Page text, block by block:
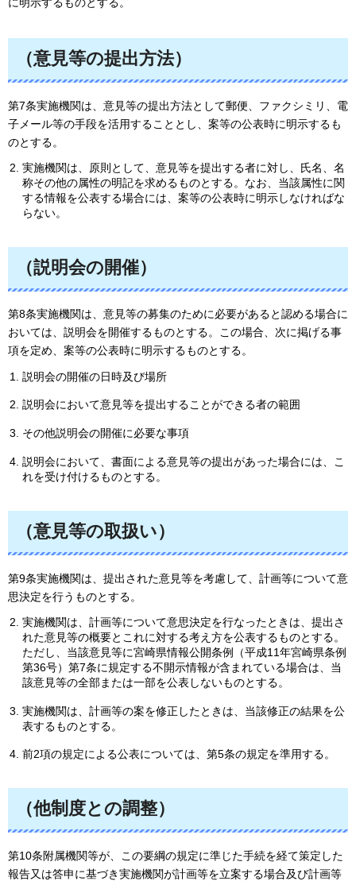
（意見等の提出方法）
第7条実施機関は、意見等の提出方法として郵便、ファクシミリ、電
子メール等の手段を活用することとし、案等の公表時に明示するも
のとする。
実施機関は、原則として、意見等を提出する者に対し、氏名、名
称その他の属性の明記を求めるものとする。なお、当該属性に関
する情報を公表する場合には、案等の公表時に明示しなければな
らない。
（説明会の開催）
第8条実施機関は、意見等の募集のために必要があると認める場合に
おいては、説明会を開催するものとする。この場合、次に掲げる事
項を定め、案等の公表時に明示するものとする。
説明会の開催の日時及び場所
説明会において意見等を提出することができる者の範囲
その他説明会の開催に必要な事項
説明会において、書面による意見等の提出があった場合には、こ
れを受け付けるものとする。
（意見等の取扱い）
第9条実施機関は、提出された意見等を考慮して、計画等について意
思決定を行うものとする。
実施機関は、計画等について意思決定を行なったときは、提出さ
れた意見等の概要とこれに対する考え方を公表するものとする。
ただし、当該意見等に宮崎県情報公開条例（平成11年宮崎県条例
第36号）第7条に規定する不開示情報が含まれている場合は、当
該意見等の全部または一部を公表しないものとする。
実施機関は、計画等の案を修正したときは、当該修正の結果を公
表するものとする。
前2項の規定による公表については、第5条の規定を準用する。
（他制度との調整）
第10条附属機関等が、この要綱の規定に準じた手続を経て策定した
報告又は答申に基づき実施機関が計画等を立案する場合及び計画等